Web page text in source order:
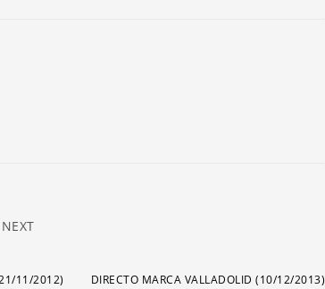
11/2012) DIRECTO MARCA VALLADOLID (10/12/2013)